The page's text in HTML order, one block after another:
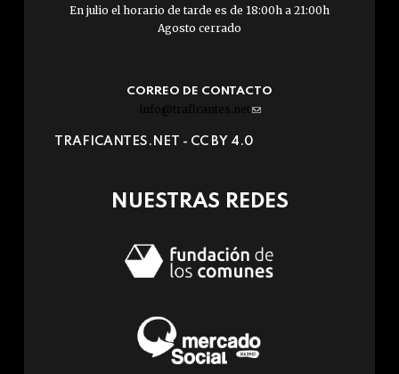
En julio el horario de tarde es de 18:00h a 21:00h
Agosto cerrado
CORREO DE CONTACTO
info@traficantes.net (link
e-
TRAFICANTES.NET - CC BY 4.0
NUESTRAS REDES